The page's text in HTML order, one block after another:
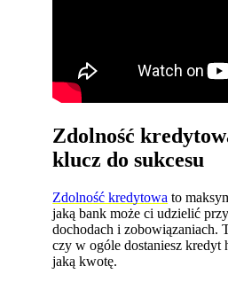
Zdolność
klucz do sukcesu
Zdolność kredytowa to
jaką bank może ci udzielić
dochodach i zobowiązaniach.
czy w ogóle dostaniesz kredyt
jaką kwotę.